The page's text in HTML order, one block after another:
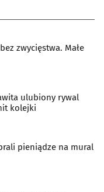
zwycięstwa. Małe
ulubiony rywal
kolejki
pieniądze na mural